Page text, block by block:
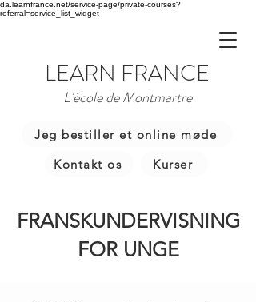
da.learnfrance.net/service-page/private-courses?
referral=service_list_widget
LEARN FRANCE
L'école de Montmartre
Jeg bestiller et online møde
Kontakt os
Kurser
FRANSKUNDERVISNING
FOR UNGE